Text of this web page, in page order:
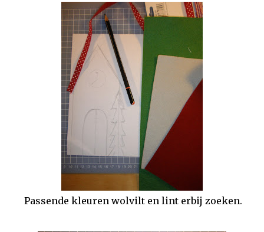
Passende kleuren wolvilt en lint erbij zoeken.